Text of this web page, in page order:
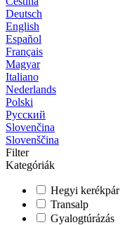
Deutsch
English
Español
Français
Magyar
Italiano
Nederlands
Polski
Русский
Slovenčina
Slovenščina
Filter
Kategóriák
Hegyi kerékpár
Transalp
Gyalogtúrázás